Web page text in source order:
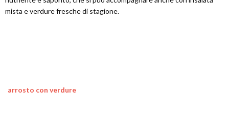
mista e verdure fresche di stagione.
arrosto con verdure